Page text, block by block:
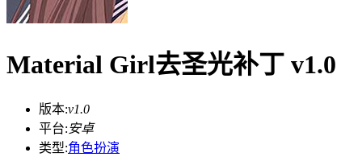
Material Girl去圣光补丁 v1.0
版本:v1.0
平台:安卓
类型:角色扮演